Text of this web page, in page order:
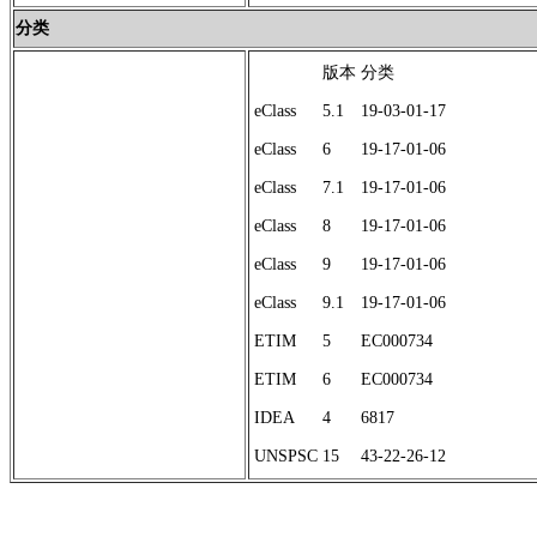
分类
版本 分类
eClass 5.1 19-03-01-17
eClass 6 19-17-01-06
eClass 7.1 19-17-01-06
eClass 8 19-17-01-06
eClass 9 19-17-01-06
eClass 9.1 19-17-01-06
ETIM 5 EC000734
ETIM 6 EC000734
IDEA 4 6817
UNSPSC 15 43-22-26-12